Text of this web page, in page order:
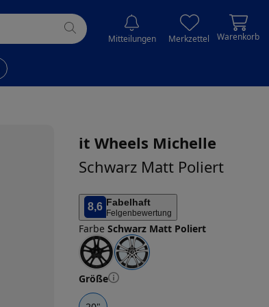
Mitteilungen Merkzettel Warenkorb
it Wheels Michelle
Schwarz Matt Poliert
8,6 Fabelhaft
Felgenbewertung
FarbeSchwarz Matt Poliert
Größe